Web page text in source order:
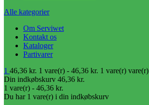
Alle kategorier
Om Serviwet
Kontakt os
Kataloger
Partivarer
1 46,36 kr. 1 vare(r) - 46,36 kr. 1 vare(r) vare(r)
Din indkøbskurv 46,36 kr.
1 vare(r) - 46,36 kr.
Du har 1 vare(r) i din indkøbskurv